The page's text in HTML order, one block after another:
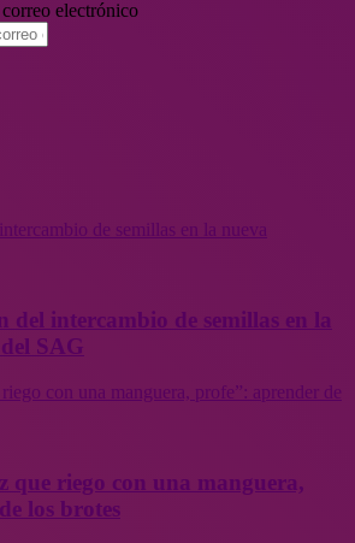
electrónico
de semillas en la nueva
del intercambio de semillas en la
SAG
con una manguera, profe”: aprender de
que riego con una manguera,
los brotes